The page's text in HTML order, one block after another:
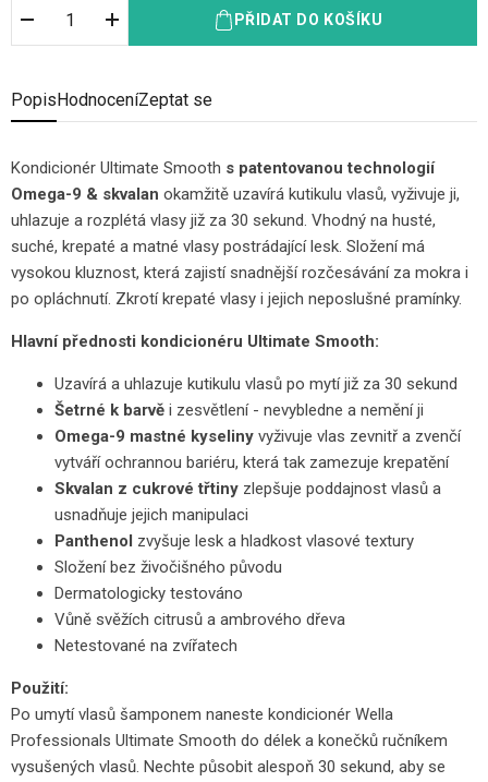
PŘIDAT DO KOŠÍKU
Popis HodnoceníZeptat se
Kondicionér Ultimate Smooth s patentovanou technologií
Omega-9 & skvalan okamžitě uzavírá kutikulu vlasů, vyživuje ji,
uhlazuje a rozplétá vlasy již za 30 sekund. Vhodný na husté,
suché, krepaté a matné vlasy postrádající lesk. Složení má
vysokou kluznost, která zajistí snadnější rozčesávání za mokra i
po opláchnutí. Zkrotí krepaté vlasy i jejich neposlušné pramínky.
Hlavní přednosti kondicionéru Ultimate Smooth:
Uzavírá a uhlazuje kutikulu vlasů po mytí již za 30 sekund
Šetrné k barvě i zesvětlení - nevybledne a nemění ji
Omega-9 mastné kyseliny vyživuje vlas zevnitř a zvenčí
vytváří ochrannou bariéru, která tak zamezuje krepatění
Skvalan z cukrové třtiny zlepšuje poddajnost vlasů a
usnadňuje jejich manipulaci
Panthenol zvyšuje lesk a hladkost vlasové textury
Složení bez živočišného původu
Dermatologicky testováno
Vůně svěžích citrusů a ambrového dřeva
Netestované na zvířatech
Použití:
Po umytí vlasů šamponem naneste kondicionér Wella
Professionals Ultimate Smooth do délek a konečků ručníkem
vysušených vlasů. Nechte působit alespoň 30 sekund, aby se